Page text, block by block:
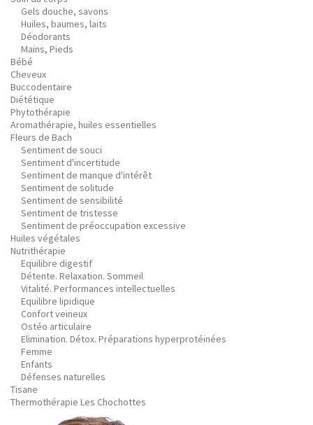
Gels douche, savons
Huiles, baumes, laits
Déodorants
Mains, Pieds
Bébé
Cheveux
Buccodentaire
Diététique
Phytothérapie
Aromathérapie, huiles essentielles
Fleurs de Bach
Sentiment de souci
Sentiment d'incertitude
Sentiment de manque d'intérêt
Sentiment de solitude
Sentiment de sensibilité
Sentiment de tristesse
Sentiment de préoccupation excessive
Huiles végétales
Nutrithérapie
Equilibre digestif
Détente. Relaxation. Sommeil
Vitalité. Performances intellectuelles
Equilibre lipidique
Confort veineux
Ostéo articulaire
Elimination. Détox. Préparations hyperprotéinées
Femme
Enfants
Défenses naturelles
Tisane
Thermothérapie Les Chochottes